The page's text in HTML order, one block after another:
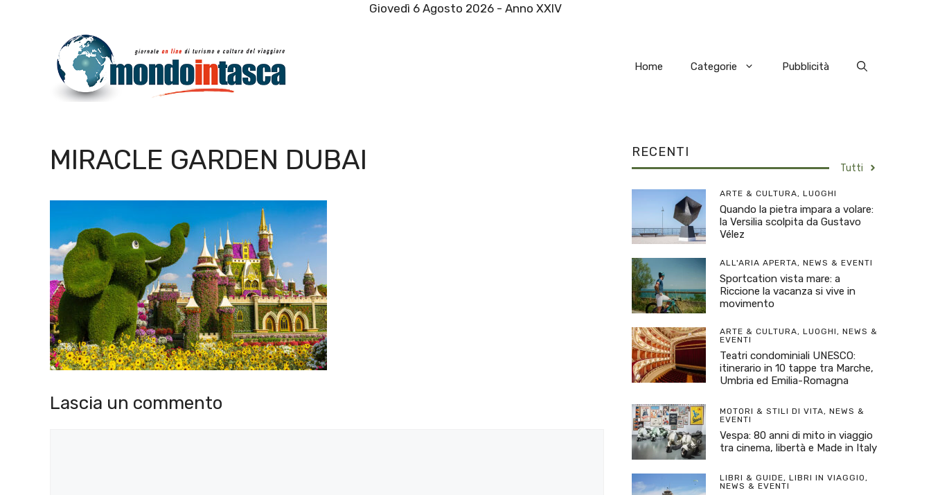
Giovedì 6 Agosto 2026 - Anno XXIV
Home Categorie Pubblicità
MIRACLE GARDEN DUBAI
Lascia un commento
RECENTI
Tutti
ARTE & CULTURA, LUOGHI
Quando la pietra impara a volare:
la Versilia scolpita da Gustavo
Vélez
ALL'ARIA APERTA, NEWS & EVENTI
Sportcation vista mare: a
Riccione la vacanza si vive in
movimento
ARTE & CULTURA, LUOGHI, NEWS &
EVENTI
Teatri condominiali UNESCO:
itinerario in 10 tappe tra Marche,
Umbria ed Emilia-Romagna
MOTORI & STILI DI VITA, NEWS &
EVENTI
Vespa: 80 anni di mito in viaggio
tra cinema, libertà e Made in Italy
LIBRI & GUIDE, LIBRI IN VIAGGIO,
NEWS & EVENTI